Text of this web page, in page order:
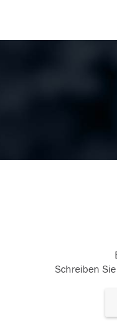
Schreiben